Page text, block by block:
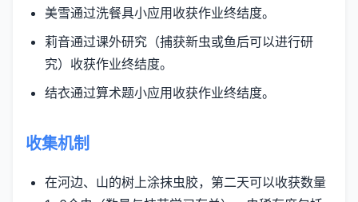
美雪通过洗餐具小应用收获作业终结度。
莉音通过课外研究（捕获新虫或鱼后可以进行研
究）收获作业终结度。
结衣通过算术题小应用收获作业终结度。
收集机制
在河边、山的树上涂抹虫胶，第二天可以收获数量